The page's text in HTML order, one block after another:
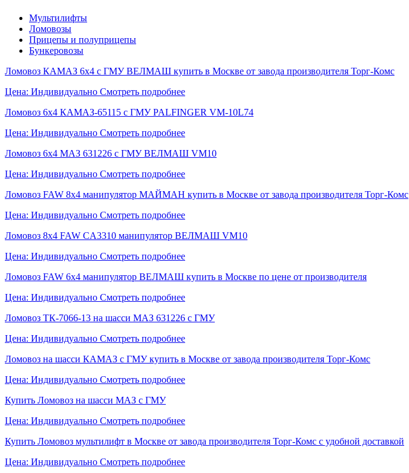
Мультилифты
Ломовозы
Прицепы и полуприцепы
Бункеровозы
Ломовоз КАМАЗ 6х4 с ГМУ ВЕЛМАШ купить в Москве от завода производителя Торг-Комс
Цена: Индивидуально Смотреть подробнее
Ломовоз 6х4 КАМАЗ-65115 с ГМУ PALFINGER VM-10L74
Цена: Индивидуально Смотреть подробнее
Ломовоз 6x4 МАЗ 631226 с ГМУ ВЕЛМАШ VM10
Цена: Индивидуально Смотреть подробнее
Ломовоз FAW 8x4 манипулятор МАЙМАН купить в Москве от завода производителя Торг-Комс
Цена: Индивидуально Смотреть подробнее
Ломовоз 8х4 FAW CA3310 манипулятор ВЕЛМАШ VM10
Цена: Индивидуально Смотреть подробнее
Ломовоз FAW 6х4 манипулятор ВЕЛМАШ купить в Москве по цене от производителя
Цена: Индивидуально Смотреть подробнее
Ломовоз ТК-7066-13 на шасси МАЗ 631226 с ГМУ
Цена: Индивидуально Смотреть подробнее
Ломовоз на шасси КАМАЗ с ГМУ купить в Москве от завода производителя Торг-Комс
Цена: Индивидуально Смотреть подробнее
Купить Ломовоз на шасси МАЗ с ГМУ
Цена: Индивидуально Смотреть подробнее
Купить Ломовоз мультилифт в Москве от завода производителя Торг-Комс с удобной доставкой
Цена: Индивидуально Смотреть подробнее